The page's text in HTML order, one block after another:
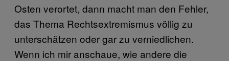
Osten verortet, dann macht man den Fehler,
das Thema Rechtsextremismus völlig zu
unterschätzen oder gar zu verniedlichen.
Wenn ich mir anschaue, wie andere die